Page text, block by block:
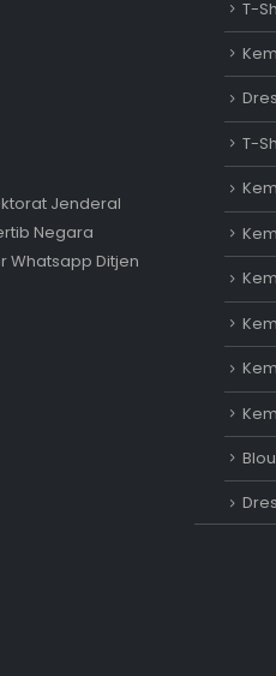
Jenderal
Negara
Whatsapp Ditjen
T-
T-